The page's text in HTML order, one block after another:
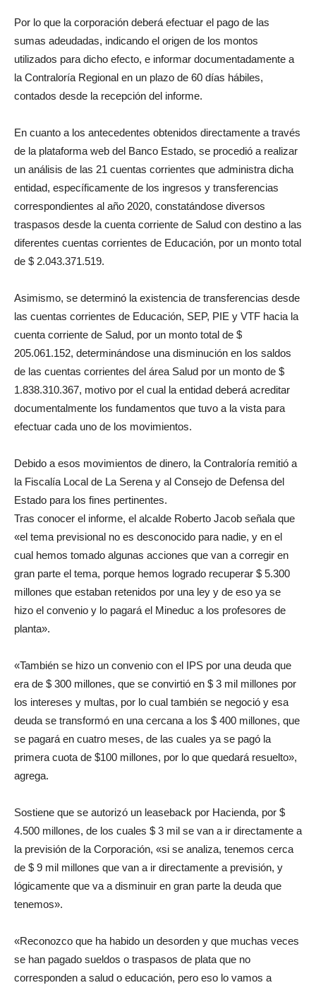
Por lo que la corporación deberá efectuar el pago de las
sumas adeudadas, indicando el origen de los montos
utilizados para dicho efecto, e informar documentadamente a
la Contraloría Regional en un plazo de 60 días hábiles,
contados desde la recepción del informe.
En cuanto a los antecedentes obtenidos directamente a través
de la plataforma web del Banco Estado, se procedió a realizar
un análisis de las 21 cuentas corrientes que administra dicha
entidad, específicamente de los ingresos y transferencias
correspondientes al año 2020, constatándose diversos
traspasos desde la cuenta corriente de Salud con destino a las
diferentes cuentas corrientes de Educación, por un monto total
de $ 2.043.371.519.
Asimismo, se determinó la existencia de transferencias desde
las cuentas corrientes de Educación, SEP, PIE y VTF hacia la
cuenta corriente de Salud, por un monto total de $
205.061.152, determinándose una disminución en los saldos
de las cuentas corrientes del área Salud por un monto de $
1.838.310.367, motivo por el cual la entidad deberá acreditar
documentalmente los fundamentos que tuvo a la vista para
efectuar cada uno de los movimientos.
Debido a esos movimientos de dinero, la Contraloría remitió a
la Fiscalía Local de La Serena y al Consejo de Defensa del
Estado para los fines pertinentes.
Tras conocer el informe, el alcalde Roberto Jacob señala que
«el tema previsional no es desconocido para nadie, y en el
cual hemos tomado algunas acciones que van a corregir en
gran parte el tema, porque hemos logrado recuperar $ 5.300
millones que estaban retenidos por una ley y de eso ya se
hizo el convenio y lo pagará el Mineduc a los profesores de
planta».
«También se hizo un convenio con el IPS por una deuda que
era de $ 300 millones, que se convirtió en $ 3 mil millones por
los intereses y multas, por lo cual también se negoció y esa
deuda se transformó en una cercana a los $ 400 millones, que
se pagará en cuatro meses, de las cuales ya se pagó la
primera cuota de $100 millones, por lo que quedará resuelto»,
agrega.
Sostiene que se autorizó un leaseback por Hacienda, por $
4.500 millones, de los cuales $ 3 mil se van a ir directamente a
la previsión de la Corporación, «si se analiza, tenemos cerca
de $ 9 mil millones que van a ir directamente a previsión, y
lógicamente que va a disminuir en gran parte la deuda que
tenemos».
«Reconozco que ha habido un desorden y que muchas veces
se han pagado sueldos o traspasos de plata que no
corresponden a salud o educación, pero eso lo vamos a